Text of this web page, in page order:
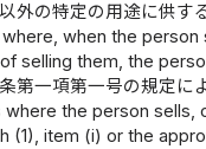
外の特定の用途に供す
when the
selling them, the
第一項第一号の規定に
where the person sells,
(1), item (i) or the